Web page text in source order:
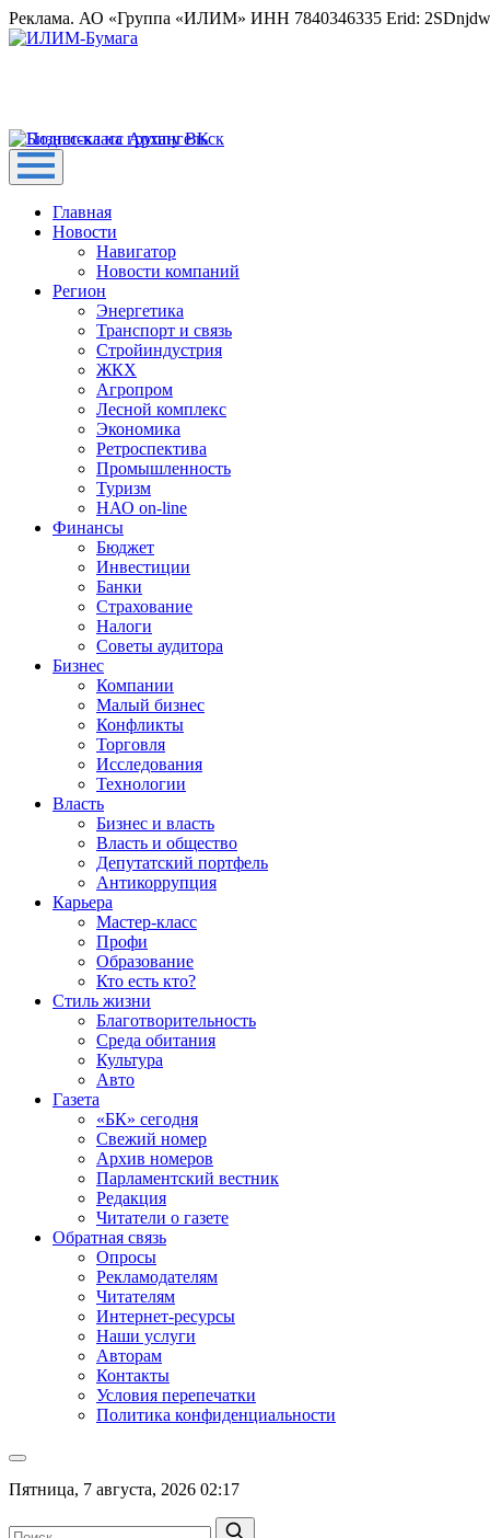
Реклама. АО «Группа «ИЛИМ» ИНН 7840346335 Erid:
Главная
Новости
Навигатор
Новости компаний
Регион
Энергетика
Транспорт и связь
Стройиндустрия
ЖКХ
Агропром
Лесной комплекс
Экономика
Ретроспектива
Промышленность
Туризм
НАО on-line
Финансы
Бюджет
Инвестиции
Банки
Страхование
Налоги
Советы аудитора
Бизнес
Компании
Малый бизнес
Конфликты
Торговля
Исследования
Технологии
Власть
Бизнес и власть
Власть и общество
Депутатский портфель
Антикоррупция
Карьера
Мастер-класс
Профи
Образование
Кто есть кто?
Стиль жизни
Благотворительность
Среда обитания
Культура
Авто
Газета
«БК» сегодня
Свежий номер
Архив номеров
Парламентский вестник
Редакция
Читатели о газете
Обратная связь
Опросы
Рекламодателям
Читателям
Интернет-ресурсы
Наши услуги
Авторам
Контакты
Условия перепечатки
Политика конфиденциальности
Пятница, 7 августа, 2026 02:17